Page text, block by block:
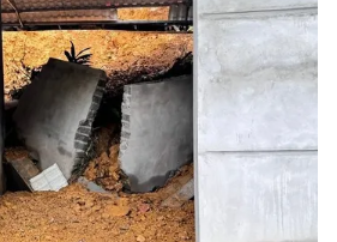
Truyền hình Việt Nam
VTV
in và báo điện tử số 483/GP-BTTTT
Thủy